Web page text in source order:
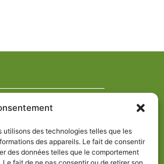
utilisons des technologies telles que les
des appareils. Le fait de consentir
des données telles que le comportement
(UE)